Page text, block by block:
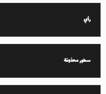
رأي
سطور محذوفة